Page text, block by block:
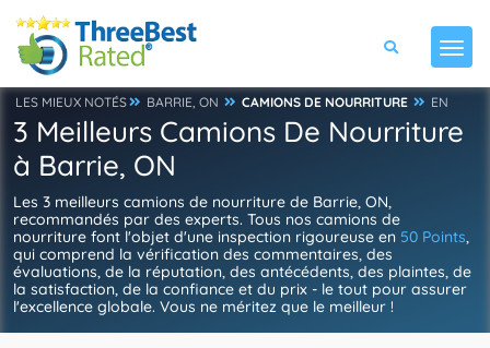
LES MIEUX NOTÉS BARRIE, ON CAMIONS DE NOURRITURE EN
3 Meilleurs Camions De Nourriture
à Barrie, ON
Les 3 meilleurs camions de nourriture de Barrie, ON,
recommandés par des experts. Tous nos camions de
nourriture font l'objet d'une inspection rigoureuse en 50 Points,
qui comprend la vérification des commentaires, des
évaluations, de la réputation, des antécédents, des plaintes, de
la satisfaction, de la confiance et du prix - le tout pour assurer
l'excellence globale. Vous ne méritez que le meilleur !